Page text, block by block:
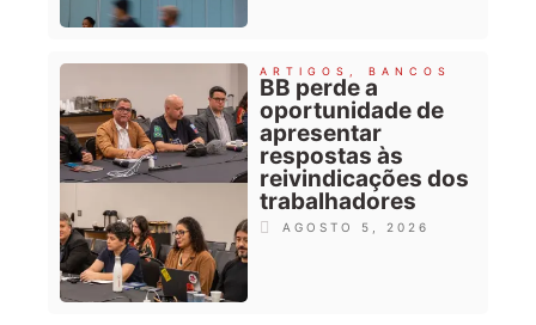
ARTIGOS , BANCOS
BB perde a
oportunidade de
apresentar
respostas às
reivindicações dos
trabalhadores
AGOSTO 5, 2026